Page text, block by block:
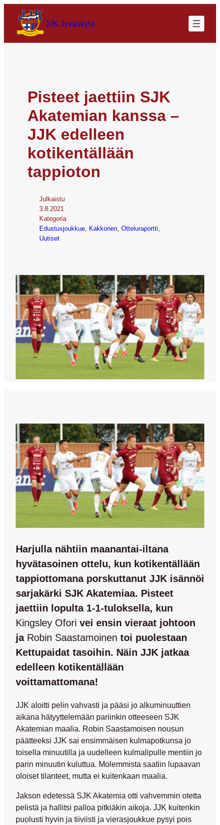
JJK Jyväskylä
Pisteet jaettiin SJK
Akatemian kanssa –
JJK edelleen
kotikentällään
tappioton
Julkaistu
3.8.2021
Kategoria
Edustusjoukkue Kakkonen Otteluraportti
Uutiset
Harjulla nähtiin maanantai-iltana
hyvätasoinen ottelu, kun kotikentällään
tappiottomana porskuttanut JJK isännöi
sarjakärki SJK Akatemiaa. Pisteet
jaettiin lopulta 1-1-tuloksella, kun
Kingsley Ofori vei ensin vieraat johtoon
ja Robin Saastamoinen toi puolestaan
Kettupaidat tasoihin. Näin JJK jatkaa
edelleen kotikentällään
voittamattomana!
JJK aloitti pelin vahvasti ja pääsi jo alkuminuuttien
aikana hätyyttelemään pariinkin otteeseen SJK
Akatemian maalia. Robin Saastamoisen nousun
päätteeksi JJK sai ensimmäisen kulmapotkunsa jo
toisella minuutilla ja uudelleen kulmalipulle mentiin jo
parin minuutin kuluttua. Molemmista saatiin lupaavan
oloiset tilanteet, mutta ei kuitenkaan maalia.
Jakson edetessä SJK Akatemia otti vahvemmin otetta
pelistä ja hallitsi palloa pitkiäkin aikoja. JJK kuitenkin
puolusti hyvin ja tiiviisti ja vierasjoukkue pysyi pois